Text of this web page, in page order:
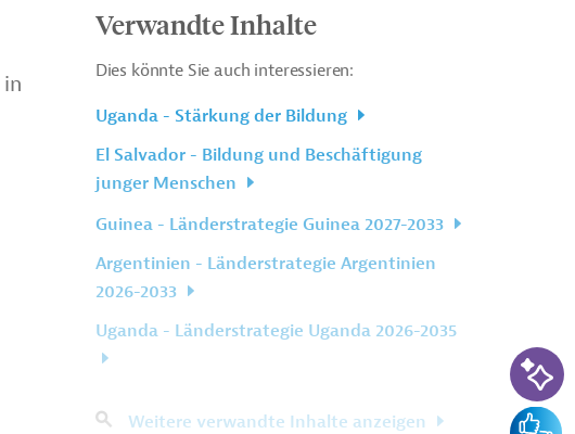
Verwandte Inhalte
Dies könnte Sie auch interessieren:
Uganda - Stärkung der Bildung
El Salvador - Bildung und Beschäftigung
junger Menschen
Guinea - Länderstrategie Guinea 2027-2033
Argentinien - Länderstrategie Argentinien
2026-2033
Uganda - Länderstrategie Uganda 2026-2035
Weitere verwandte Inhalte anzeigen
KI-